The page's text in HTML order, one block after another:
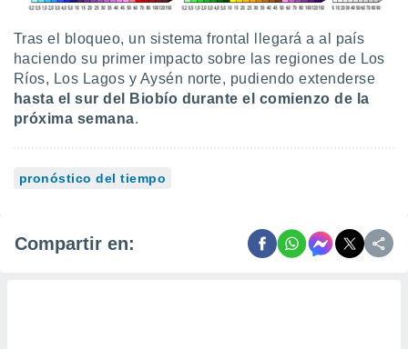
Tras el bloqueo, un sistema frontal llegará a al país
haciendo su primer impacto sobre las regiones de Los
Ríos, Los Lagos y Aysén norte, pudiendo extenderse
hasta el sur del Biobío durante el comienzo de la
próxima semana.
pronóstico del tiempo
Compartir en: